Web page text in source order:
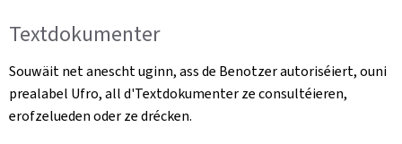
Textdokumenter
Souwäit net anescht uginn, ass de Benotzer autoriséiert, ouni
prealabel Ufro, all d'Textdokumenter ze consultéieren,
erofzelueden oder ze drécken.